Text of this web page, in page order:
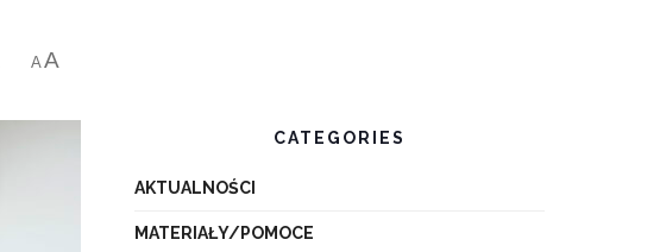
A A
CATEGORIES
AKTUALNOŚCI
MATERIAŁY/POMOCE